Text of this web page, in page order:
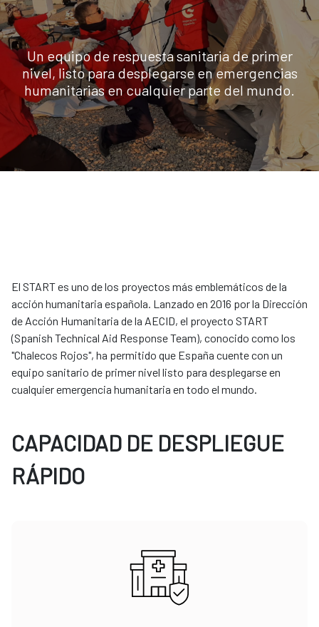
Un equipo de respuesta sanitaria de primer
nivel, listo para desplegarse en emergencias
humanitarias en cualquier parte del mundo.
El START es uno de los proyectos más emblemáticos de la
acción humanitaria española. Lanzado en 2016 por la Dirección
de Acción Humanitaria de la AECID, el proyecto START
(Spanish Technical Aid Response Team), conocido como los
"Chalecos Rojos", ha permitido que España cuente con un
equipo sanitario de primer nivel listo para desplegarse en
cualquier emergencia humanitaria en todo el mundo.
CAPACIDAD DE DESPLIEGUE
RÁPIDO